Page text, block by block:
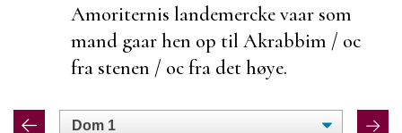
Amoriternis landemercke vaar som
mand gaar hen op til Akrabbim / oc
fra stenen / oc fra det høye.